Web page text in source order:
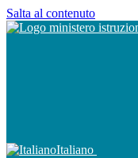
Salta al contenuto
Italiano